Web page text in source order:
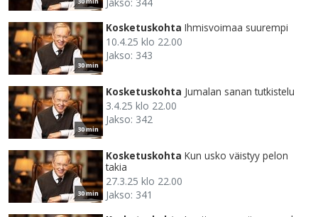
Jakso: 344
30 min
Kosketuskohta Ihmisvoimaa suurempi
10.4.25 klo 22.00
Jakso: 343
30 min
Kosketuskohta Jumalan sanan tutkistelu
3.4.25 klo 22.00
Jakso: 342
30 min
Kosketuskohta Kun usko väistyy pelon
takia
27.3.25 klo 22.00
Jakso: 341